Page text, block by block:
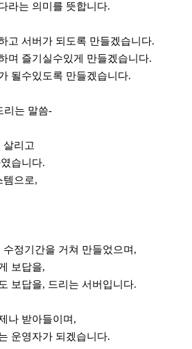
라는 의미를 뜻합니다.
고 서버가 되도록 만들겠습니다.
며 즐기실수있게 만들겠습니다.
될수있도록 만들겠습니다.
리는 말씀-
살리고
습니다.
템으로,
정기간을 거쳐 만들었으며,
보답을,
보답을, 드리는 서버입니다.
나 받아들이며,
운영자가 되겠습니다.